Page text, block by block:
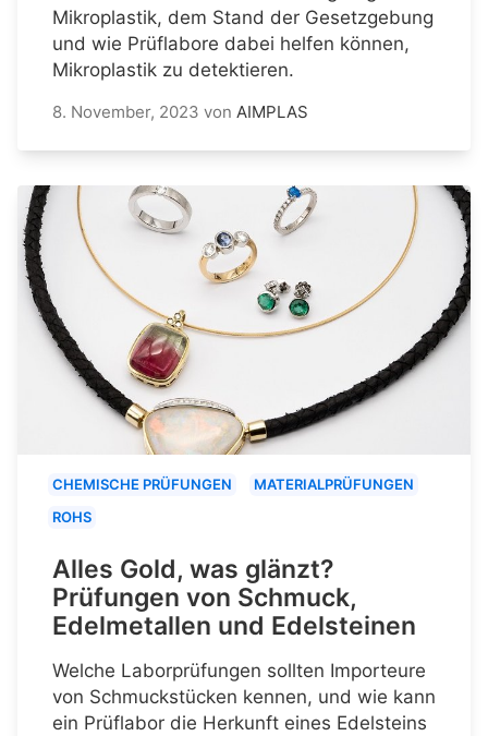
Mikroplastik, dem Stand der Gesetzgebung
und wie Prüflabore dabei helfen können,
Mikroplastik zu detektieren.
8. November, 2023 von AIMPLAS
CHEMISCHE PRÜFUNGEN
MATERIALPRÜFUNGEN
ROHS
Alles Gold, was glänzt?
Prüfungen von Schmuck,
Edelmetallen und Edelsteinen
Welche Laborprüfungen sollten Importeure
von Schmuckstücken kennen, und wie kann
ein Prüflabor die Herkunft eines Edelsteins